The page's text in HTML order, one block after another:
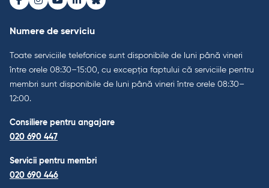
Facebook
Instagram
Youtube
LinkedInBluesky
Numere de serviciu
Toate serviciile telefonice sunt disponibile de luni până vineri
între orele 08:30–15:00, cu excepția faptului că serviciile pentru
membri sunt disponibile de luni până vineri între orele 08:30–
12:00.
Consiliere pentru angajare
020 690 447
Servicii pentru membri
020 690 446